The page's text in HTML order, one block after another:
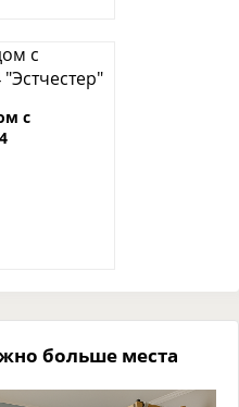
с
больше места